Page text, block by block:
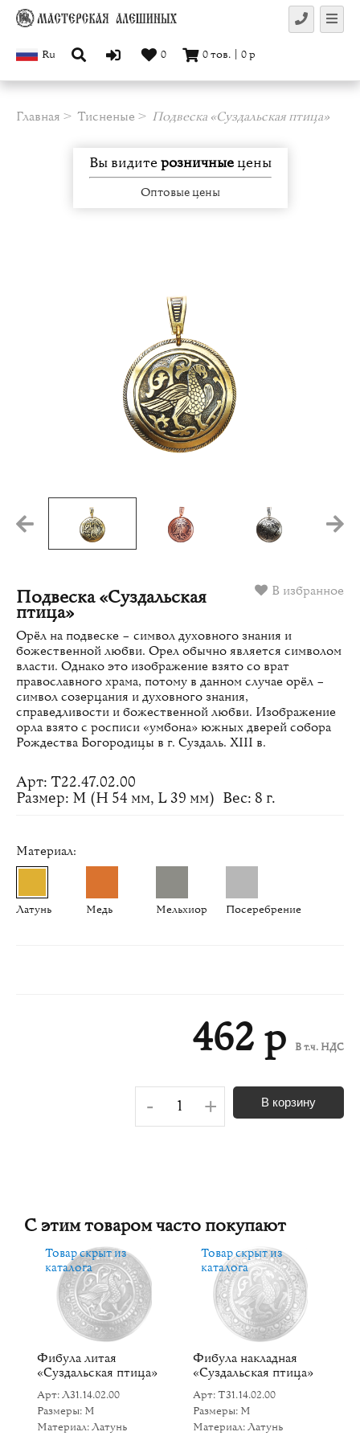
Ru 0 0тов. 0р
Главная Тисненые Подвеска «Суздальская птица»
Вы видитерозничныецены
Оптовые цены
В избранное
Подвеска «Суздальская
птица»
Орёл на подвеске – символ духовного знания и
божественной любви. Орел обычно является символом
власти. Однако это изображение взято со врат
православного храма, потому в данном случае орёл –
символ созерцания и духовного знания,
справедливости и божественной любви. Изображение
орла взято с росписи «умбона» южных дверей собора
Рождества Богородицы в г. Суздаль. XIII в.
Арт: Т22.47.02.00
Размер: M (H 54 мм, L 39 мм) Вес: 8 г.
Материал:
Латунь Медь Мельхиор Посеребрение
462 р В т.ч. НДС
- + В корзину
С этим товаром часто покупают
Товар скрыт из
каталога
Фибула литая
«Суздальская птица»
Арт: Л31.14.02.00
Размеры: M
Материал: Латунь
Товар скрыт из
каталога
Фибула накладная
«Суздальская птица»
Арт: Т31.14.02.00
Размеры: M
Материал: Латунь